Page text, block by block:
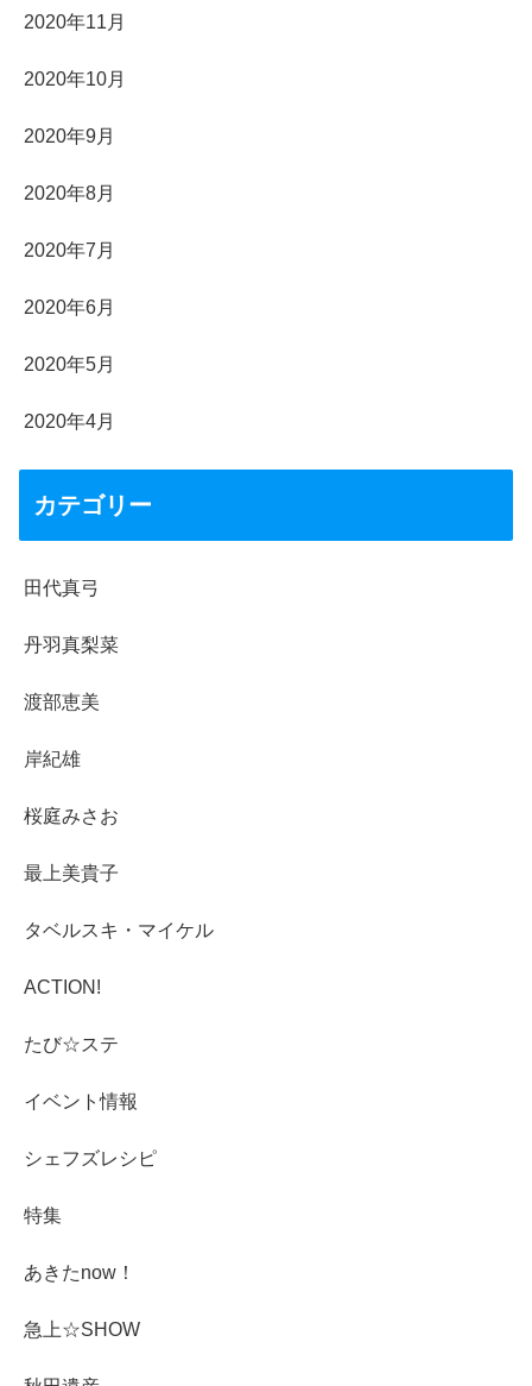
2020年11月
2020年10月
2020年9月
2020年8月
2020年7月
2020年6月
2020年5月
2020年4月
カテゴリー
田代真弓
丹羽真梨菜
渡部恵美
岸紀雄
桜庭みさお
最上美貴子
タベルスキ・マイケル
ACTION!
たび☆ステ
イベント情報
シェフズレシピ
特集
あきたnow！
急上☆SHOW